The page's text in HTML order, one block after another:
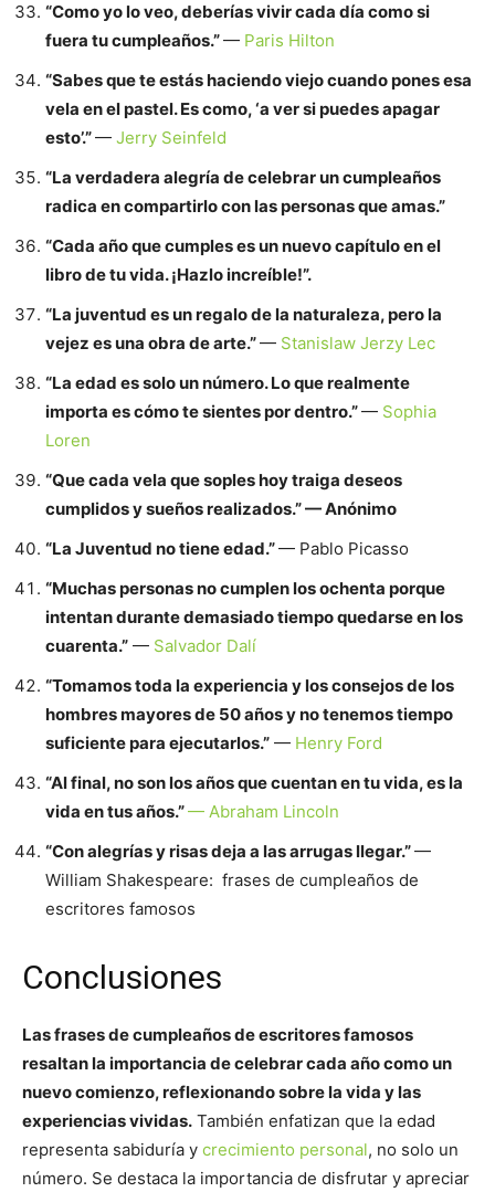
“Como yo lo veo, deberías vivir cada día como si
fuera tu cumpleaños.”— Paris Hilton
“Sabes que te estás haciendo viejo cuando pones esa
vela en el pastel. Es como, ‘a ver si puedes apagar
esto’.”— Jerry Seinfeld
“La verdadera alegría de celebrar un cumpleaños
radica en compartirlo con las personas que amas.”
“Cada año que cumples es un nuevo capítulo en el
libro de tu vida. ¡Hazlo increíble!”.
“La juventud es un regalo de la naturaleza, pero la
vejez es una obra de arte.”— Stanislaw Jerzy Lec
“La edad es solo un número. Lo que realmente
importa es cómo te sientes por dentro.”— Sophia
Loren
“Que cada vela que soples hoy traiga deseos
cumplidos y sueños realizados.” — Anónimo
“La Juventud no tiene edad.”— Pablo Picasso
“Muchas personas no cumplen los ochenta porque
intentan durante demasiado tiempo quedarse en los
cuarenta.” — Salvador Dalí
“Tomamos toda la experiencia y los consejos de los
hombres mayores de 50 años y no tenemos tiempo
suficiente para ejecutarlos.” — Henry Ford
“Al final, no son los años que cuentan en tu vida, es la
vida en tus años.”— Abraham Lincoln
“Con alegrías y risas deja a las arrugas llegar.”—
William Shakespeare: frases de cumpleaños de
escritores famosos
Conclusiones
Las frases de cumpleaños de escritores famosos
resaltan la importancia de celebrar cada año como un
nuevo comienzo, reflexionando sobre la vida y las
experiencias vividas. También enfatizan que la edad
representa sabiduría y crecimiento personal, no solo un
número. Se destaca la importancia de disfrutar y apreciar